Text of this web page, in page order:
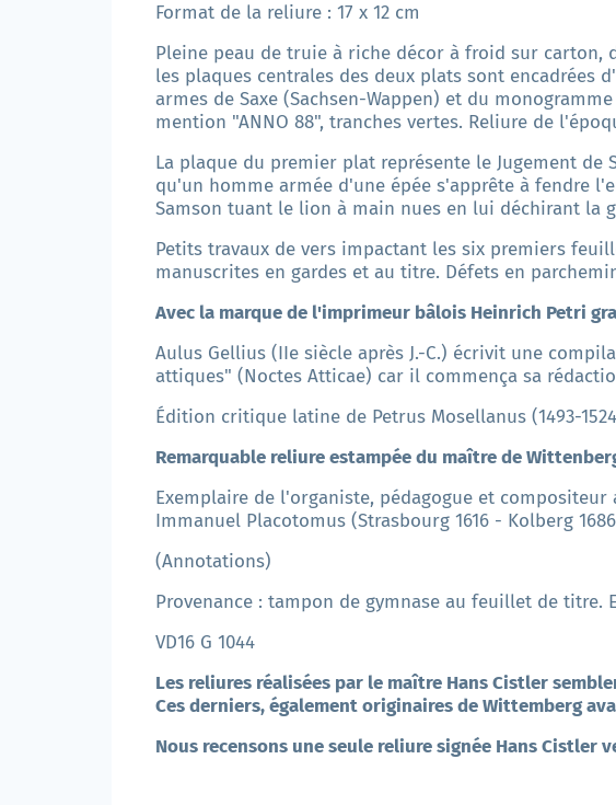
Format de la reliure : 17 x 12 cm
Pleine peau de truie à riche décor à froid sur carton,
les plaques centrales des deux plats sont encadrées
armes de Saxe (Sachsen-Wappen) et du monogramme
mention "ANNO 88", tranches vertes. Reliure de
La plaque du premier plat représente le Jugement
qu'un homme armée d'une épée s'apprête à fendre
Samson tuant le lion à main nues en lui déchirant la
Petits travaux de vers impactant les six premiers
manuscrites en gardes et au titre. Défets en
Avec la marque de l'imprimeur bâlois Heinrich Petri
Aulus Gellius (IIe siècle après J.-C.) écrivit une
attiques" (Noctes Atticae) car il commença sa
Édition critique latine de Petrus Mosellanus (1493-
Remarquable reliure estampée du maîtrede
Exemplaire de l'organiste, pédagogue et compositeur
Immanuel Placotomus (Strasbourg 1616 - Kolberg
(Annotations)
Provenance : tampon de gymnase au feuillet de
VD16 G 1044
Les reliures réalisées par le maître Hans Cistler
Ces derniers, également originaires de Wittemberg
Nous recensons une seule reliure signée Hans Cistler